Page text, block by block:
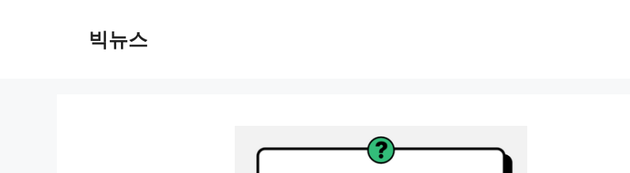
빅뉴스